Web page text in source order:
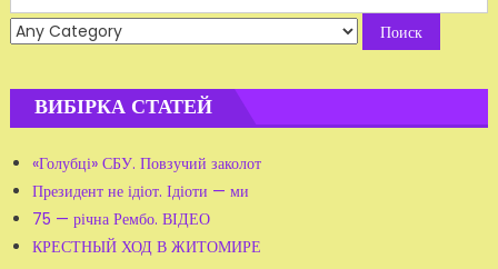
for:
ВИБІРКА СТАТЕЙ
«Голубці» СБУ. Повзучий заколот
Президент не ідіот. Ідіоти — ми
75 — річна Рембо. ВІДЕО
КРЕСТНЫЙ ХОД В ЖИТОМИРЕ